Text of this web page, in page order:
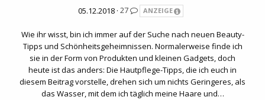
05.12.2018 · 27 ANZEIGE
Wie ihr wisst, bin ich immer auf der Suche nach neuen Beauty-
Tipps und Schönheitsgeheimnissen. Normalerweise finde ich
sie in der Form von Produkten und kleinen Gadgets, doch
heute ist das anders: Die Hautpflege-Tipps, die ich euch in
diesem Beitrag vorstelle, drehen sich um nichts Geringeres, als
das Wasser, mit dem ich täglich meine Haare und…